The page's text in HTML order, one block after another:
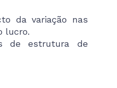
da variação nas
lucro.
de estrutura de